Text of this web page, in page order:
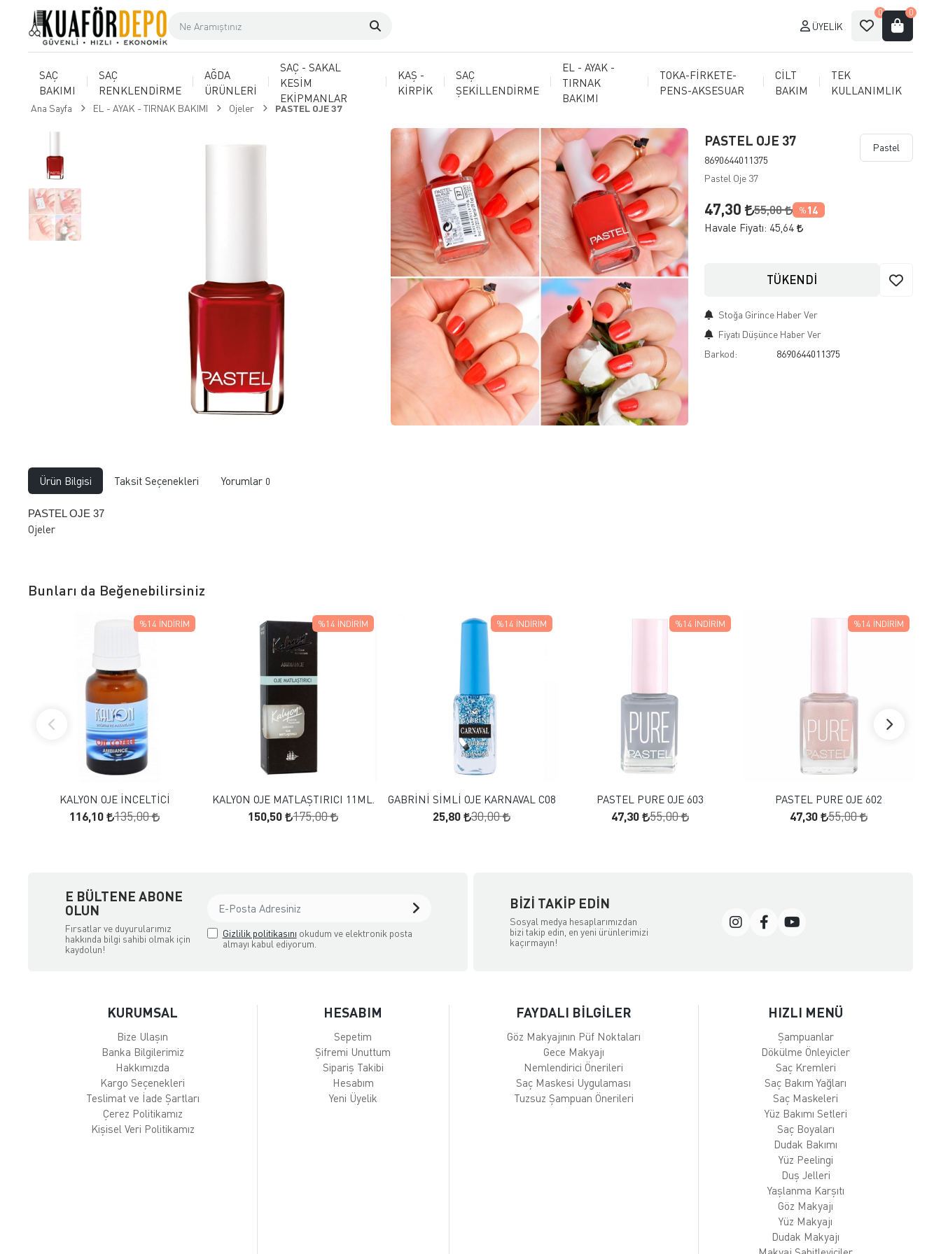
ÜYELIK
0 0
SAÇ
BAKIMI
SAÇ
RENKLENDİRME
AĞDA
ÜRÜNLERİ
SAÇ - SAKAL
KESİM
EKİPMANLAR
KAŞ -
KİRPİK
SAÇ
ŞEKİLLENDİRME
EL - AYAK -
TIRNAK
BAKIMI
TOKA-FİRKETE-
PENS-AKSESUAR
CİLT
BAKIM
TEK
KULLANIMLIK
Ana Sayfa EL - AYAK - TIRNAK BAKIMI Ojeler PASTEL OJE 37
PASTEL OJE 37
8690644011375
Pastel
Pastel Oje 37
47,30 55,00 % 14
Havale Fiyatı: 45,64
TÜKENDİ
Stoğa Girince Haber Ver
Fiyatı Düşünce Haber Ver
Barkod:
8690644011375
Ürün Bilgisi Taksit Seçenekleri Yorumlar 0
PASTEL OJE 37
Ojeler
Bunları da Beğenebilirsiniz
FAVORILERE EKLE
SEPETE EKLE
KALYON OJE İNCELTİCİ
116,10 135,00
%14 İNDIRIM
FAVORILERE EKLE
SEPETE EKLE
KALYON OJE MATLAŞTIRICI 11ML.
150,50 175,00
%14 İNDIRIM
FAVORILERE EKLE
SEPETE EKLE
GABRİNİ SİMLİ OJE KARNAVAL C08
25,80 30,00
%14 İNDIRIM
FAVORILERE EKLE
SEPETE EKLE
PASTEL PURE OJE 603
47,30 55,00
%14 İNDIRIM
FAVORILERE EKLE
SEPETE EKLE
PASTEL PURE OJE 602
47,30 55,00
%14 İNDIRIM
E BÜLTENE ABONE
OLUN
Fırsatlar ve duyurularımız
hakkında bilgi sahibi olmak için
kaydolun!
Gizlilik politikasını okudum ve elektronik posta
almayı kabul ediyorum.
BIZI TAKIP EDIN
Sosyal medya hesaplarımızdan
bizi takip edin, en yeni ürünlerimizi
kaçırmayın!
KURUMSAL
Bize Ulaşın
Banka Bilgilerimiz
Hakkımızda
Kargo Seçenekleri
Teslimat ve İade Şartları
Çerez Politikamız
Kişisel Veri Politikamız
HESABIM
Sepetim
Şifremi Unuttum
Sipariş Takibi
Hesabım
Yeni Üyelik
FAYDALI BİLGİLER
Göz Makyajının Püf Noktaları
Gece Makyajı
Nemlendirici Önerileri
Saç Maskesi Uygulaması
Tuzsuz Şampuan Önerileri
HIZLI MENÜ
Şampuanlar
Dökülme Önleyicler
Saç Kremleri
Saç Bakım Yağları
Saç Maskeleri
Yüz Bakımı Setleri
Saç Boyaları
Dudak Bakımı
Yüz Peelingi
Duş Jelleri
Yaşlanma Karşıtı
Göz Makyajı
Yüz Makyajı
Dudak Makyajı